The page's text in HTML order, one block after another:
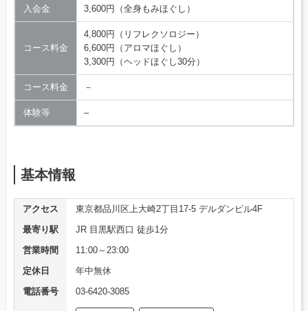
入会金 3,600円（全身もみほぐし）
コース料金
4,800円（リフレクソロジー）
6,600円（アロマほぐし）
3,300円（ヘッドほぐし30分）
コース料金 －
体験等 –
基本情報
アクセス
東京都品川区上大崎2丁目17-5 デルダンビル4F
最寄り駅
JR 目黒駅西口 徒歩1分
営業時間
11:00～23:00
定休日
年中無休
電話番号
03-6420-3085